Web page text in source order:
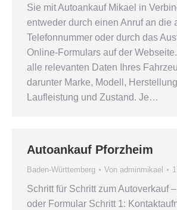
Sie mit Autoankauf Mikael in
entweder durch einen Anruf an die
Telefonnummer oder durch das
Online-Formulars auf der
alle relevanten Daten Ihres
darunter Marke, Modell,
Laufleistung und Zustand. Je…
Autoankauf Pforzheim
Baden-Württemberg Von adminmikael
Schritt für Schritt zum Autoverkauf
oder Formular Schritt 1: